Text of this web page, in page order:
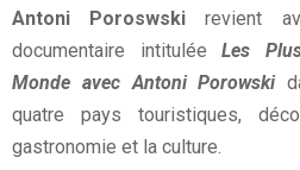
Antoni Poroswski revient
documentaire intituléeLes
Monde avec Antoni Porowski
quatre pays touristiques,
gastronomie et la culture.